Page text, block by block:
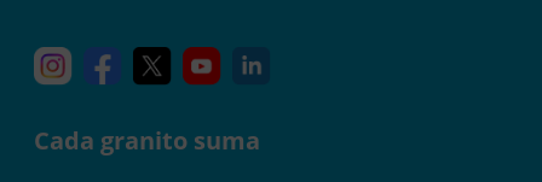
InstagramFacebook
X YouTube
Cada granito suma